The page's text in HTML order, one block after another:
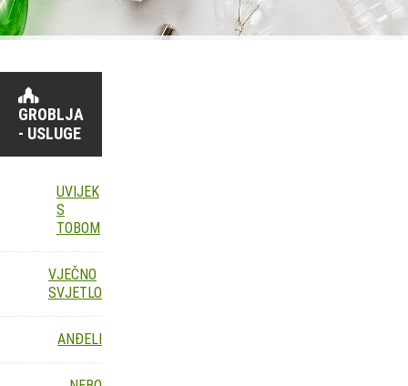
GROBLJA
- USLUGE
UVIJEK
S
TOBOM
VJEČNO
SVJETLO
ANĐELI